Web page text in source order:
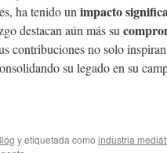
ha tenido un impacto
destacan aún más su
contribuciones no solo
su legado en su
y etiquetada como industria